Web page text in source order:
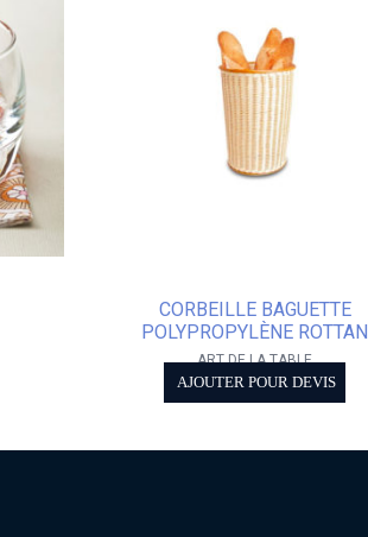
CORBEILLE BAGUETTE
POLYPROPYLÈNE ROTTAN
ART DE LA TABLE
AJOUTER POUR DEVIS